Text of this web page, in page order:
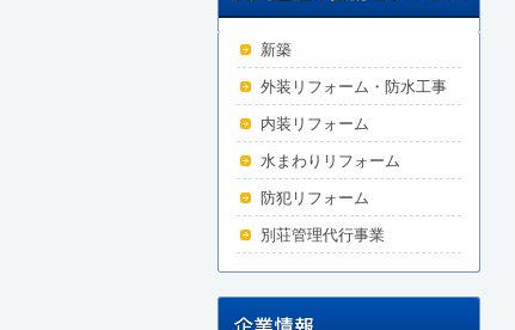
新築
外装リフォーム・防水工事
内装リフォーム
水まわりリフォーム
防犯リフォーム
別荘管理代行事業